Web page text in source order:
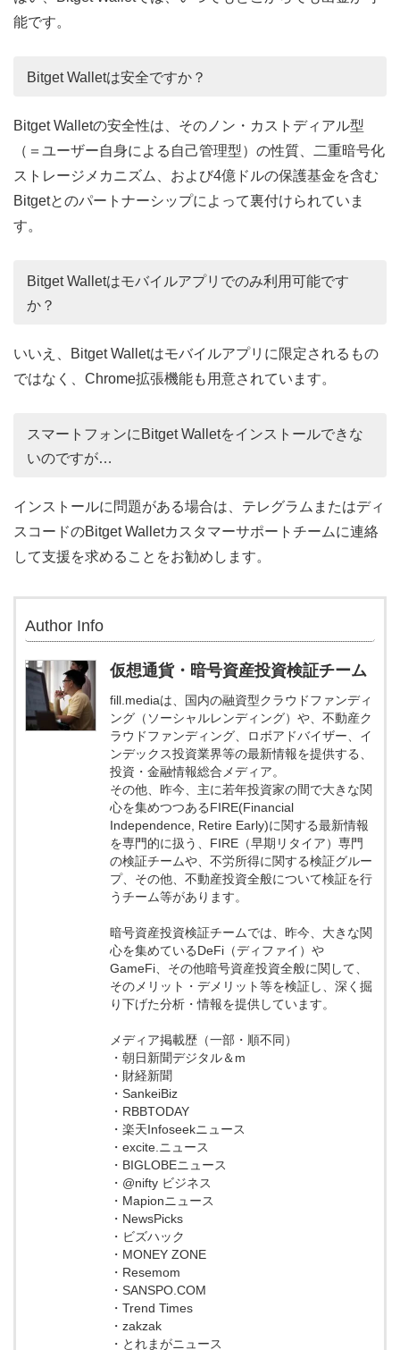
能です。
Bitget Walletは安全ですか？
Bitget Walletの安全性は、そのノン・カストディアル型
（＝ユーザー自身による自己管理型）の性質、二重暗号化
ストレージメカニズム、および4億ドルの保護基金を含む
Bitgetとのパートナーシップによって裏付けられていま
す。
Bitget Walletはモバイルアプリでのみ利用可能です
か？
いいえ、Bitget Walletはモバイルアプリに限定されるもの
ではなく、Chrome拡張機能も用意されています。
スマートフォンにBitget Walletをインストールできな
いのですが…
インストールに問題がある場合は、テレグラムまたはディ
スコードのBitget Walletカスタマーサポートチームに連絡
して支援を求めることをお勧めします。
Author Info
仮想通貨・暗号資産投資検証チーム
fill.mediaは、国内の融資型クラウドファンディ
ング（ソーシャルレンディング）や、不動産ク
ラウドファンディング、ロボアドバイザー、イ
ンデックス投資業界等の最新情報を提供する、
投資・金融情報総合メディア。
その他、昨今、主に若年投資家の間で大きな関
心を集めつつあるFIRE(Financial
Independence, Retire Early)に関する最新情報
を専門的に扱う、FIRE（早期リタイア）専門
の検証チームや、不労所得に関する検証グルー
プ、その他、不動産投資全般について検証を行
うチーム等があります。
暗号資産投資検証チームでは、昨今、大きな関
心を集めているDeFi（ディファイ）や
GameFi、その他暗号資産投資全般に関して、
そのメリット・デメリット等を検証し、深く掘
り下げた分析・情報を提供しています。
メディア掲載歴（一部・順不同）
・朝日新聞デジタル＆m
・財経新聞
・SankeiBiz
・RBBTODAY
・楽天Infoseekニュース
・excite.ニュース
・BIGLOBEニュース
・@nifty ビジネス
・Mapionニュース
・NewsPicks
・ビズハック
・MONEY ZONE
・Resemom
・SANSPO.COM
・Trend Times
・zakzak
・とれまがニュース